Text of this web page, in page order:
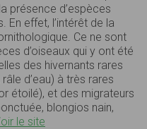
présence d’espèces
En effet, l’intérêt de la
Ce ne sont
d’oiseaux qui y ont été
des hivernants rares
d’eau) à très rares
étoilé), et des migrateurs
blongios nain,
le site